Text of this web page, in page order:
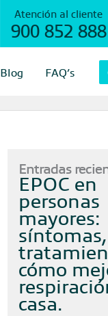
Atención al cliente
900 852 888
Blog FAQ’s
Entradas
EPOC en
personas
mayores:
síntomas,
cómo
casa